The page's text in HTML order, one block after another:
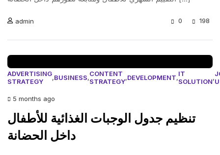
admin 0 198
ADVERTISING
STRATEGY
,BUSINESS,CONTENT
STRATEGY,DEVELOPMENT,IT
SOLUTION,
5 months ago
تنظيم جدول الوجبات الغذائية للأطفال
داخل الحضانة